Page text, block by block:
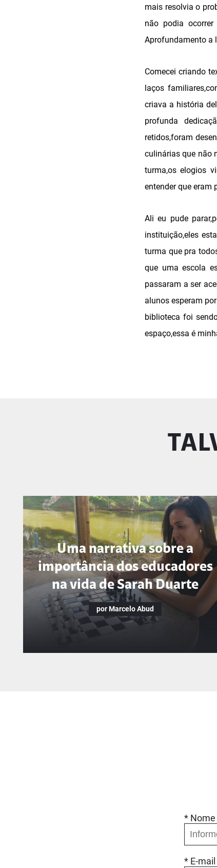
mais resolvia o
não podia
Aprofundamento a
Comecei criando
laços
criava a história
profunda
retidos,foram
culinárias que não
turma,os elogios
entender que eram
Ali eu pude
instituição,eles
turma que pra
que uma escola
passaram a ser
alunos esperam
biblioteca foi
espaço,essa é
Uma narrativa sobre a
importância dos educadores
na vida de Sarah Duarte
por Marcelo Abud
* Nome
* E-mail